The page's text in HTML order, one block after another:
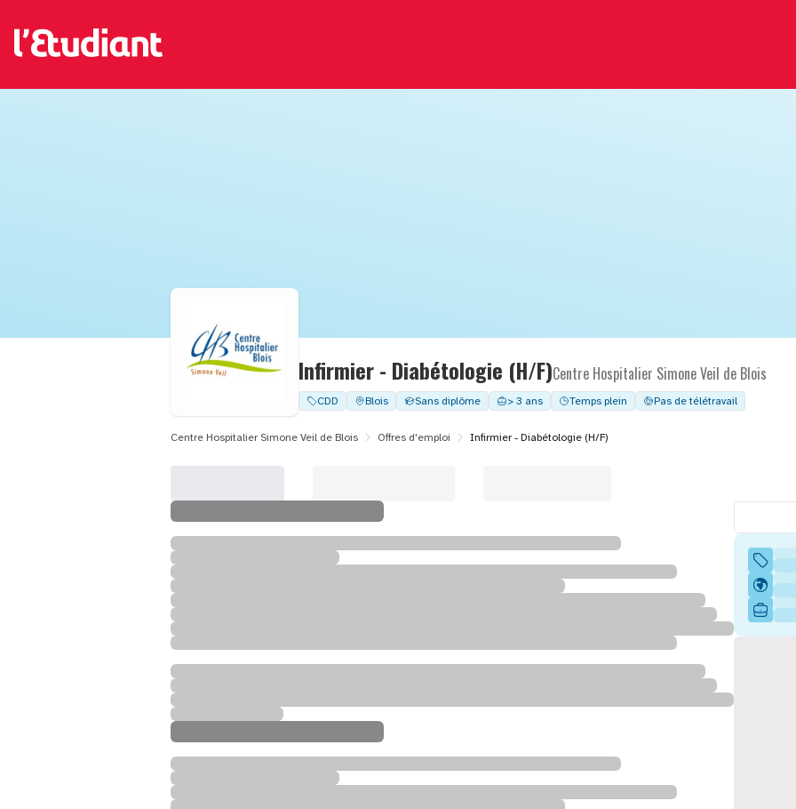
Infirmier - Diabétologie (H/F)Centre Hospitalier Simone Veil de Blois
CDD Blois Sans diplôme > 3 ans Temps plein Pas de télétravail
Centre Hospitalier Simone Veil de Blois Offres d'emploi Infirmier - Diabétologie (H/F)